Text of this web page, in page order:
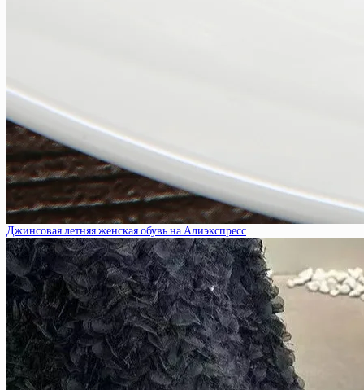
Джинсовая летняя женская обувь на Алиэкспресс